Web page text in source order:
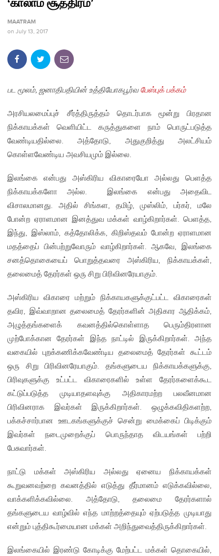
‘காலாம சூத்திரம்’
MAATRAM
on July 13, 2017
பட மூலம், ஜனாதிபதியின் உத்தியோகபூர்வ பேஸ்புக் பக்கம்
அரசியலமைப்புச் சீர்த்திருத்தம் தொடர்பாக மூன்று பிரதான
நிக்காயக்கள் வெளியிட்ட கருத்துகளை நாம் பொருட்படுத்த
வேண்டியதில்லை. அத்தோடு, அதுகுறித்து அலட்சியம்
கொள்ளவேண்டிய அவசியமும் இல்லை.
இலங்கை என்பது அஸ்கிரிய விகாரையோ அல்லது பெளத்த
நிக்காயக்களோ அல்ல. இலங்கை என்பது அதைவிட
விசாலமானது. அதில் சிங்கள, தமிழ், முஸ்லிம், பர்கர், மலே
போன்ற ஏராளமான இனத்துவ மக்கள் வாழ்கிறார்கள். பெளத்த,
இந்து, இஸ்லாம், கத்தோலிக்க, கிறிஸ்தவம் போன்ற ஏராளமான
மதத்தைப் பின்பற்றுவோரும் வாழ்கிறார்கள். ஆகவே, இலங்கை
சனத்தொகையைப் பொறுத்தவரை அஸ்கிரிய, நிக்காயக்கள்,
தலைமைத் தேரர்கள் ஒரு சிறு பிரிவினரேயாகும்.
அஸ்கிரிய விகாரை மற்றும் நிக்காயகளுக்குட்பட்ட விகாரைகள்
தவிர, இவ்வாறான தலைமைத் தேரர்களின் அதிகார ஆதிக்கம்,
அழுத்தங்களைக் கவனத்தில்கொள்ளாத பெரும்திரளான
முற்போக்கான தேரர்கள் இந்த நாட்டில் இருக்கிறார்கள். அந்த
வகையில் புறக்கணிக்கவேண்டிய தலைமைத் தேரர்கள் கூட்டம்
ஒரு சிறு பிரிவினரேயாகும். தங்களுடைய நிக்காயக்களுக்கு,
பிரிவுகளுக்கு உட்பட்ட விகாரைகளில் உள்ள தேரர்களைக்கூட
கட்டுப்படுத்த முடியாதளவுக்கு அதிகாரமற்ற பலவீனமான
பிரிவினராக இவர்கள் இருக்கிறார்கள். ஒழுக்கவிதிகளற்ற,
பக்கச்சார்பான ஊடகங்களுக்குச் சென்று மைக்கைப் பிடிக்கும்
இவர்கள் நடைமுறைக்குப் பொருந்தாத விடயங்கள் பற்றி
பேசுவார்கள்.
நாட்டு மக்கள் அஸ்கிரிய அல்லது ஏனைய நிக்காயக்கள்
கூறுவனவற்றை கவனத்தில் எடுத்து தீர்மானம் எடுக்கவில்லை,
வாக்களிக்கவில்லை. அத்தோடு, தலைமை தேரர்களால்
தங்களுடைய வாழ்வில் எந்த மாற்றத்தையும் ஏற்படுத்த முடியாது
என்றும் புத்திகூர்மையான மக்கள் அறிந்துவைத்திருக்கிறார்கள்.
இலங்கையில் இரண்டு கோடிக்கு மேற்பட்ட மக்கள் தொகையில்,